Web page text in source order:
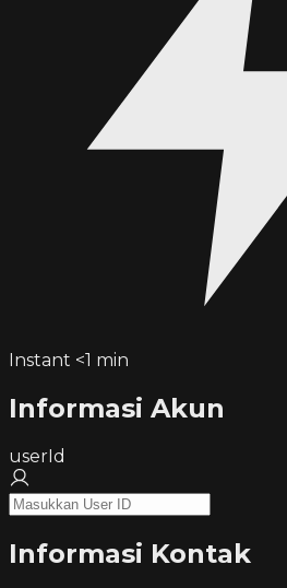
Instant <1 min
Informasi Akun
userId
Informasi Kontak